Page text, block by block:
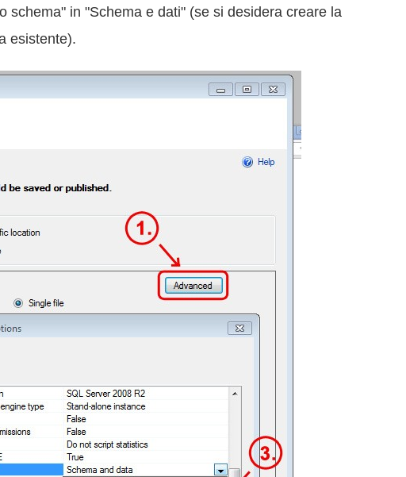
schema" in "Schema e dati" (se si desidera creare la
esistente).